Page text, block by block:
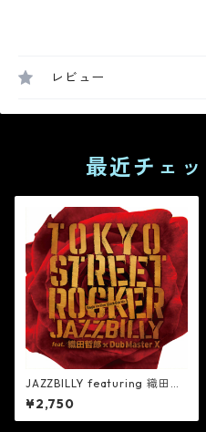
レビュー
最近チェ
JAZZBILLY featuring 織田哲
郎 × Dub Master X “東京スト
リートロッカー” 12 インチシ
ングル・ダブ Mix（限定アナ
¥2,750